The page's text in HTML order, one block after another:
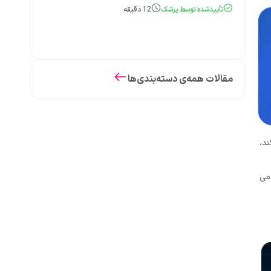
می
تأییدشده توسط پزشک 12دقیقه
مقالات همه‌ی دسته‌بندی‌ها